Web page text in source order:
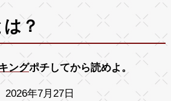
？
ングポチしてから読めよ。
年7月27日